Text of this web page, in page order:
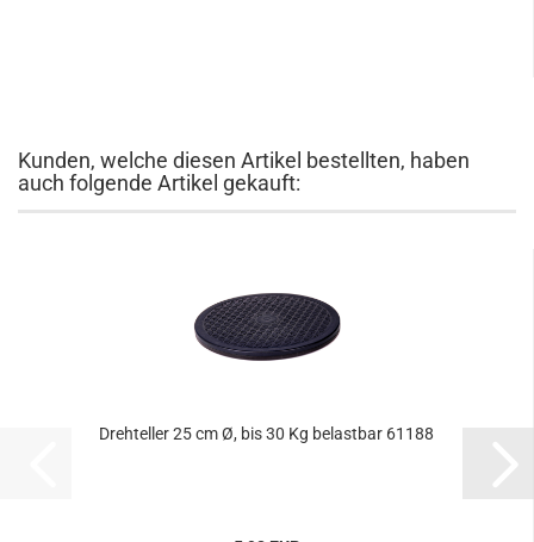
Kunden, welche diesen Artikel bestellten, haben
auch folgende Artikel gekauft:
Drehteller 25 cm Ø, bis 30 Kg belastbar 61188